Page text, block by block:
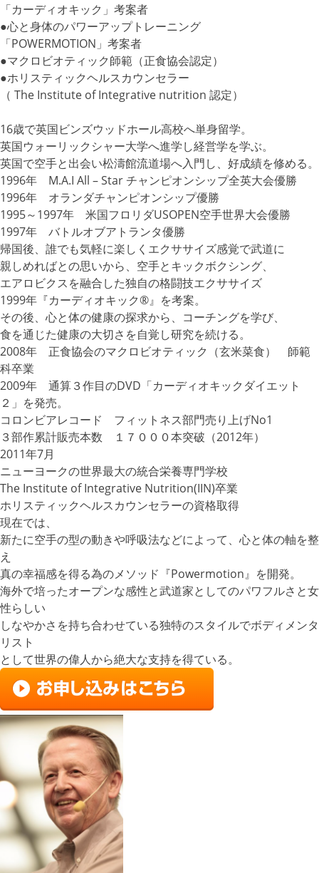
「カーディオキック」考案者
●心と身体のパワーアップトレーニング
「POWERMOTION」考案者
●マクロビオティック師範（正食協会認定）
●ホリスティックヘルスカウンセラー
（ The Institute of Integrative nutrition 認定）
16歳で英国ビンズウッドホール高校へ単身留学。
英国ウォーリックシャー大学へ進学し経営学を学ぶ。
英国で空手と出会い松濤館流道場へ入門し、好成績を修める。
1996年 M.A.I All – Star チャンピオンシップ全英大会優勝
1996年 オランダチャンピオンシップ優勝
1995～1997年 米国フロリダUSOPEN空手世界大会優勝
1997年 バトルオブアトランタ優勝
帰国後、誰でも気軽に楽しくエクササイズ感覚で武道に
親しめればとの思いから、空手とキックボクシング、
エアロビクスを融合した独自の格闘技エクササイズ
1999年『カーディオキック®』を考案。
その後、心と体の健康の探求から、コーチングを学び、
食を通じた健康の大切さを自覚し研究を続ける。
2008年 正食協会のマクロビオティック（玄米菜食） 師範
科卒業
2009年 通算３作目のDVD「カーディオキックダイエット
２」を発売。
コロンビアレコード フィットネス部門売り上げNo1
３部作累計販売本数 １７０００本突破（2012年）
2011年7月
ニューヨークの世界最大の統合栄養専門学校
The Institute of Integrative Nutrition(IIN)卒業
ホリスティックヘルスカウンセラーの資格取得
現在では、
新たに空手の型の動きや呼吸法などによって、心と体の軸を整
え
真の幸福感を得る為のメソッド『Powermotion』を開発。
海外で培ったオープンな感性と武道家としてのパワフルさと女
性らしい
しなやかさを持ち合わせている独特のスタイルでボディメンタ
リスト
として世界の偉人から絶大な支持を得ている。